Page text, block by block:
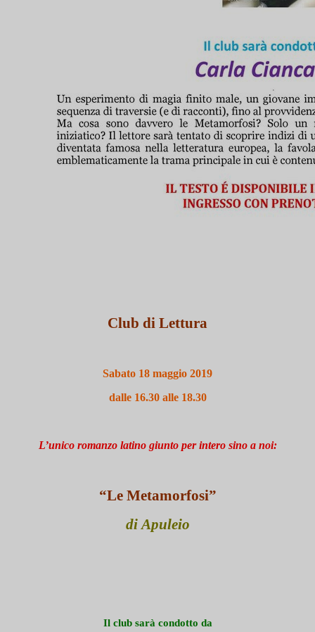
Club di Lettura
Sabato 18 maggio 2019
dalle 16.30 alle 18.30
L’unico romanzo latino giunto per intero sino a noi:
“Le Metamorfosi”
di Apuleio
Il club sarà condotto da